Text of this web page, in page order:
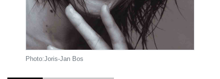
Photo:Joris-Jan Bos